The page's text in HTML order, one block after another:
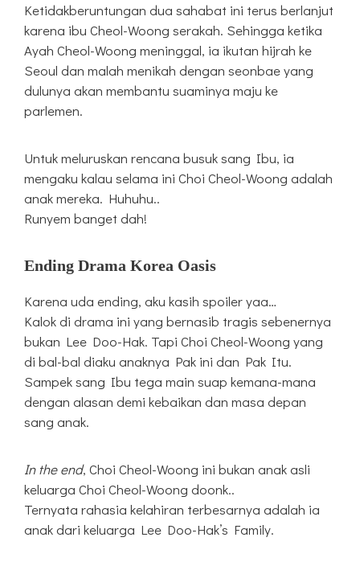
Ketidakberuntungan dua sahabat ini terus berlanjut
karena ibu Cheol-Woong serakah. Sehingga ketika
Ayah Cheol-Woong meninggal, ia ikutan hijrah ke
Seoul dan malah menikah dengan seonbae yang
dulunya akan membantu suaminya maju ke
parlemen.
Untuk meluruskan rencana busuk sang Ibu, ia
mengaku kalau selama ini Choi Cheol-Woong adalah
anak mereka. Huhuhu..
Runyem banget dah!
Ending Drama Korea Oasis
Karena uda ending, aku kasih spoiler yaa…
Kalok di drama ini yang bernasib tragis sebenernya
bukan Lee Doo-Hak. Tapi Choi Cheol-Woong yang
di bal-bal diaku anaknya Pak ini dan Pak Itu.
Sampek sang Ibu tega main suap kemana-mana
dengan alasan demi kebaikan dan masa depan
sang anak.
In the end, Choi Cheol-Woong ini bukan anak asli
keluarga Choi Cheol-Woong doonk..
Ternyata rahasia kelahiran terbesarnya adalah ia
anak dari keluarga Lee Doo-Hak’s Family.